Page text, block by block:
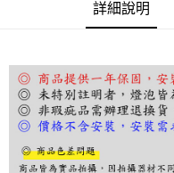
【「AFTEE先享後付」結帳流程
１．於結帳方式選擇「AFTEE
結帳頁面，進行簡訊認證並確認
２．訂單成立數日內，您將收到
３．收到繳費通知簡訊後14天
ATM／網路銀行／等多元方式
每筆NT$180，滿
詳細說明